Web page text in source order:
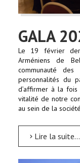
GALA
Le 19 février
Arméniens de
communauté
personnalités du
d’affirmer à la
vitalité de notre
au sein de la
Lire la suite...